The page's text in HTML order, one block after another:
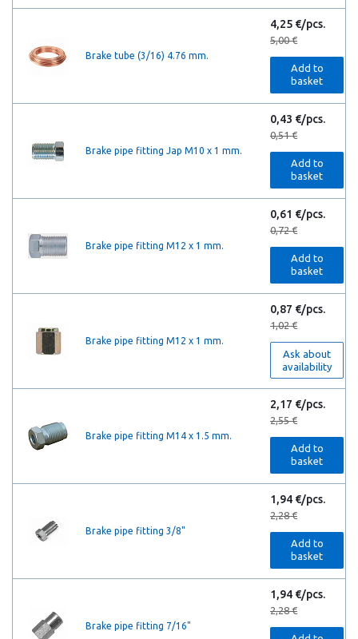
Brake tube (3/16) 4.76 mm.
4,25 €/pcs.
5,00 €
Add to
basket
Brake pipe fitting Jap M10 x 1 mm.
0,43 €/pcs.
0,51 €
Add to
basket
Brake pipe fitting M12 x 1 mm.
0,61 €/pcs.
0,72 €
Add to
basket
Brake pipe fitting M12 x 1 mm.
0,87 €/pcs.
1,02 €
Ask about
availability
Brake pipe fitting M14 x 1.5 mm.
2,17 €/pcs.
2,55 €
Add to
basket
Brake pipe fitting 3/8"
1,94 €/pcs.
2,28 €
Add to
basket
Brake pipe fitting 7/16"
1,94 €/pcs.
2,28 €